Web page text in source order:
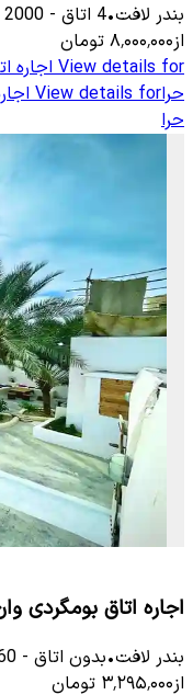
بندر لافت•
4 اتاق -
2000
از۸٬۰۰۰٬۰۰۰ تومان
View details for اجاره
حراView details for
حرا
اجاره اتاق بومگردی
بندر لافت•بدون اتاق -
از۳٬۲۹۵٬۰۰۰ تومان